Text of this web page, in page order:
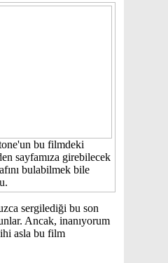
bu filmdeki
sayfamıza girebilecek
bulabilmek bile
sergilediği bu son
Ancak, inanıyorum
asla bu film